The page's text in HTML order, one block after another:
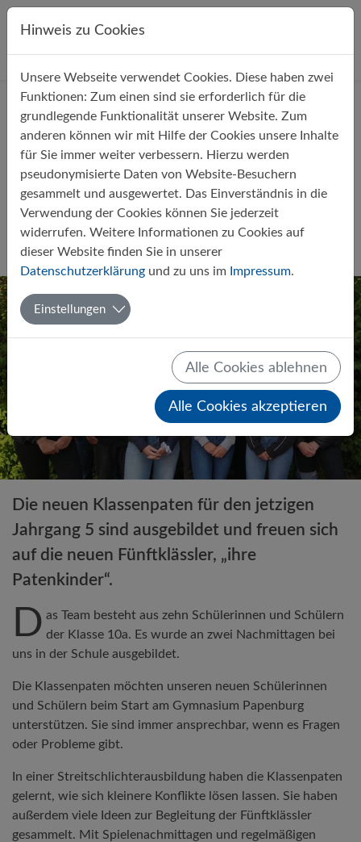
Direkt zur Hauptnavigation springen
Direkt zum Inhalt springen
StartseiteÜber uns Aktuelles
Neue Klassenpaten für das
Schuljahr 2020/21
Von Doris Meyer 10.09.2020 Allgemein
Die neuen Klassenpaten für den jetzigen
Jahrgang 5 sind ausgebildet und freuen sich
auf die neuen Fünftklässler, „ihre
Patenkinder“.
D as Team besteht aus zehn Schülerinnen und Schülern
der Klasse 10a. Es wurde an zwei Nachmittagen bei
uns in der Schule ausgebildet.
Die Klassenpaten möchten unseren neuen Schülerinnen
und Schülern beim Start am Gymnasium Papenburg
unterstützen. Sie sind immer ansprechbar, wenn es Fragen
oder Probleme gibt.
In einer Streitschlichterausbildung haben die Klassenpaten
gelernt, wie sich kleinere Konflikte lösen lassen. Sie haben
außerdem viele Ideen zur Begleitung der Fünftklässler
gesammelt. Mit Spielenachmittagen und regelmäßigen
Hinweis zu Cookies
Unsere Webseite verwendet Cookies. Diese haben zwei
Funktionen: Zum einen sind sie erforderlich für die
grundlegende Funktionalität unserer Website. Zum
anderen können wir mit Hilfe der Cookies unsere Inhalte
für Sie immer weiter verbessern. Hierzu werden
pseudonymisierte Daten von Website-Besuchern
gesammelt und ausgewertet. Das Einverständnis in die
Verwendung der Cookies können Sie jederzeit
widerrufen. Weitere Informationen zu Cookies auf
dieser Website finden Sie in unserer
Datenschutzerklärung und zu uns im Impressum.
Einstellungen
Alle Cookies ablehnen
Alle Cookies akzeptieren